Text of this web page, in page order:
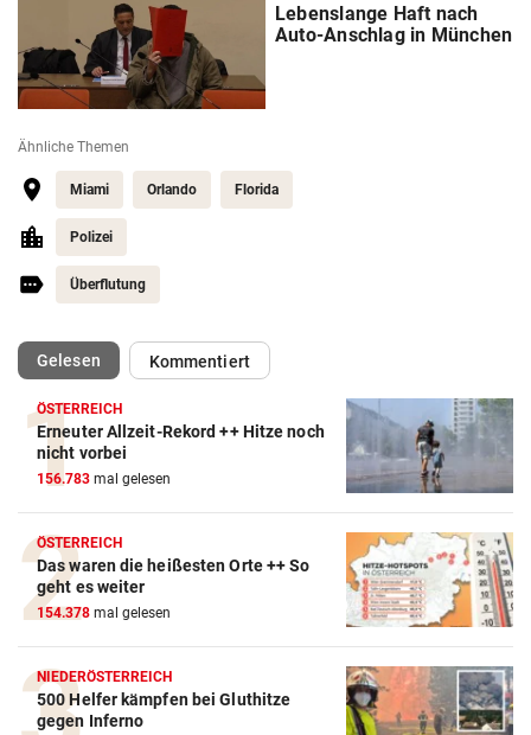
Lebenslange Haft nach
Auto-Anschlag in München
Ähnliche Themen
Miami Orlando Florida
Polizei
Überflutung
Gelesen(ausgewählt)Kommentiert
ÖSTERREICH
Erneuter Allzeit-Rekord ++ Hitze noch
nicht vorbei
156.783 mal gelesen
ÖSTERREICH
Das waren die heißesten Orte ++ So
geht es weiter
154.378 mal gelesen
NIEDERÖSTERREICH
500 Helfer kämpfen bei Gluthitze
gegen Inferno